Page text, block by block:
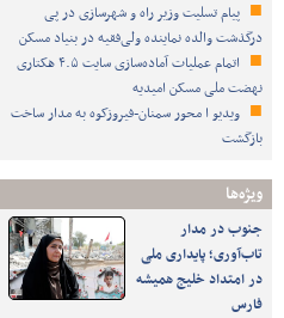
پیام تسلیت وزیر راه و شهرسازی در پی
درگذشت والده نماینده ولی‌فقیه در بنیاد مسکن
اتمام عملیات آماده‌سازی سایت ۴.۵ هکتاری
نهضت ملی مسکن امیدیه
ویدیو ا محور سمنان-فیروزکوه به مدار ساخت
بازگشت
ویژه‌ها
جنوب در مدار
تاب‌آوری؛ پایداری ملی
در امتداد خلیج همیشه
فارس